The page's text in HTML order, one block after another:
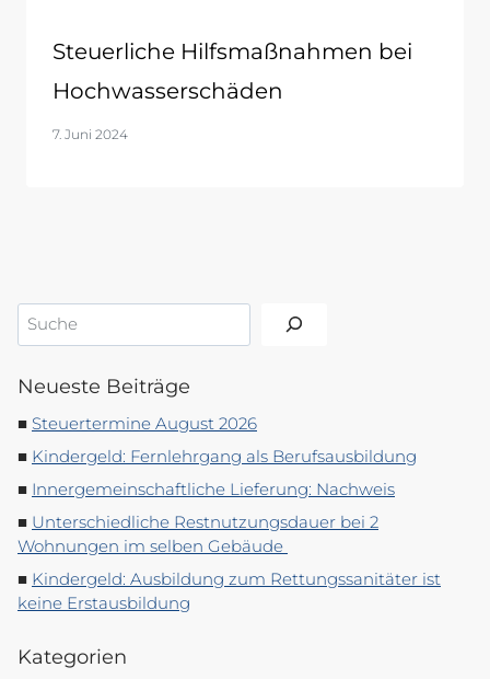
Steuerliche Hilfsmaßnahmen bei
Hochwasserschäden
7. Juni 2024
Suchen
Neueste Beiträge
Steuertermine August 2026
Kindergeld: Fernlehrgang als Berufsausbildung
Innergemeinschaftliche Lieferung: Nachweis
Unterschiedliche Restnutzungsdauer bei 2
Wohnungen im selben Gebäude
Kindergeld: Ausbildung zum Rettungssanitäter ist
keine Erstausbildung
Kategorien